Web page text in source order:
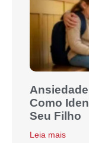
Como
Seu Filho
Leia mais